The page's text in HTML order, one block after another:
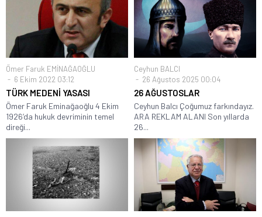
Ömer Faruk EMİNAĞAOĞLU
6 Ekim 2022 03:12
TÜRK MEDENİ YASASI
Ömer Faruk Eminağaoğlu 4 Ekim
1926’da hukuk devriminin temel
direği...
Ceyhun BALCI
26 Ağustos 2025 00:04
26 AĞUSTOSLAR
Ceyhun Balcı Çoğumuz farkındayız.
ARA REKLAM ALANI Son yıllarda
26...